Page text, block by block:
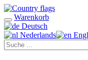
Warenkorb
Deutsch
Nederlands